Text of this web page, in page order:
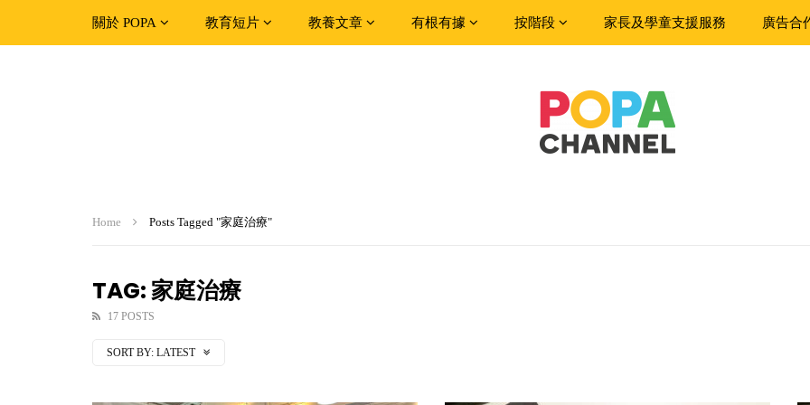
關於 POPA 教育短片 教養文章 有根有據 按階段 家長及學童支援服務 廣告合
Home Posts Tagged "家庭治療"
TAG: 家庭治療
17 POSTS
SORT BY: LATEST